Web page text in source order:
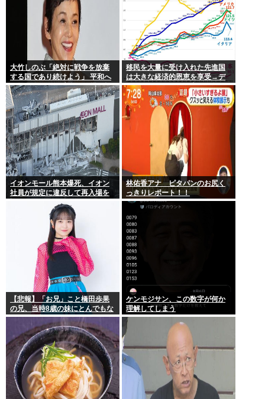
大竹しのぶ「絶対に戦争を放棄
する国であり続けよう」 平和へ
の思いをつづる 広島に原爆が投
下されてから81年
移民を大量に受け入れた先進国
は大きな経済的恩恵を享受→デ
ータでもはっきり日本一人負け
示される
イオンモール熊本爆死、イオン
社員が規定に違反して再入場を
林佑香アナ ピタパンのお尻く
っきりレポート！！
【悲報】「お兄」こと橋田歩果
の兄、当時8歳の妹にとんでもな
いことを頼む
ケンモジサン、この数字が何か
理解してしまう